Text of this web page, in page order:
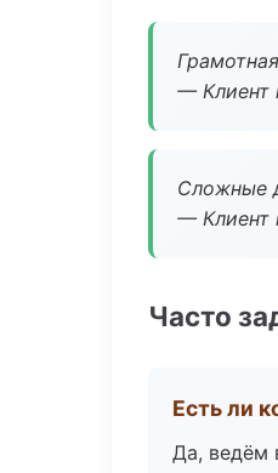
— Клиент
Сложные
— Клиент
Часто
Есть ли
Да, ведём